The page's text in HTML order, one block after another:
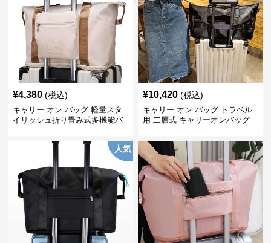
¥4,380 (税込)
キャリー オン バッグ 軽量スタ
イリッシュ折り畳み式多機能バ
¥10,420 (税込)
キャリー オン バッグ トラベル
用 二層式 キャリーオンバッグ
人気